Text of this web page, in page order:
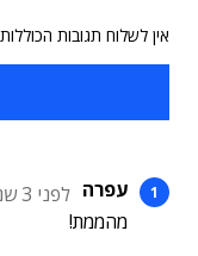
אין לשלוח תגובות
עפרה לפני 3 שנים
מהממת!